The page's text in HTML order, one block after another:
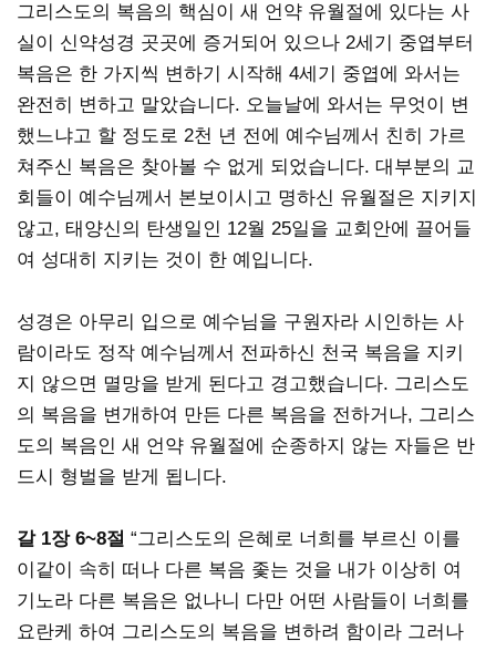
그리스도의 복음의 핵심이 새 언약 유월절에 있다는 사
실이 신약성경 곳곳에 증거되어 있으나 2세기 중엽부터
복음은 한 가지씩 변하기 시작해 4세기 중엽에 와서는
완전히 변하고 말았습니다. 오늘날에 와서는 무엇이 변
했느냐고 할 정도로 2천 년 전에 예수님께서 친히 가르
쳐주신 복음은 찾아볼 수 없게 되었습니다. 대부분의 교
회들이 예수님께서 본보이시고 명하신 유월절은 지키지
않고, 태양신의 탄생일인 12월 25일을 교회안에 끌어들
여 성대히 지키는 것이 한 예입니다.
성경은 아무리 입으로 예수님을 구원자라 시인하는 사
람이라도 정작 예수님께서 전파하신 천국 복음을 지키
지 않으면 멸망을 받게 된다고 경고했습니다. 그리스도
의 복음을 변개하여 만든 다른 복음을 전하거나, 그리스
도의 복음인 새 언약 유월절에 순종하지 않는 자들은 반
드시 형벌을 받게 됩니다.
갈 1장 6~8절 “그리스도의 은혜로 너희를 부르신 이를
이같이 속히 떠나 다른 복음 좇는 것을 내가 이상히 여
기노라 다른 복음은 없나니 다만 어떤 사람들이 너희를
요란케 하여 그리스도의 복음을 변하려 함이라 그러나